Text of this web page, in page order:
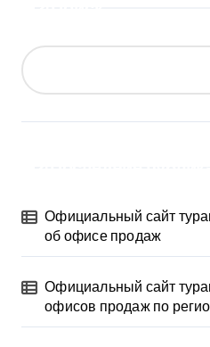
Официальный сайт
об офисе продаж
Официальный сайт
офисов продаж по